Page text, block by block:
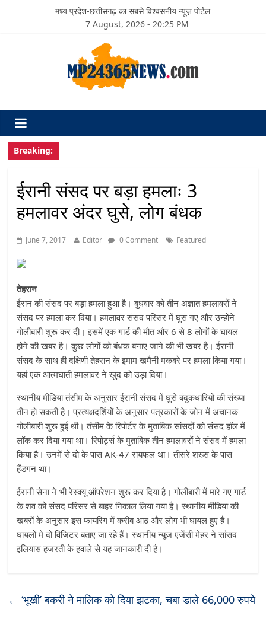
मध्य प्रदेश-छत्तीसगढ़ का सबसे विश्वसनीय न्यूज़ पोर्टल
7 August, 2026 - 20:25 PM
Breaking:
ईरानी संसद पर बड़ा हमलाः 3
हमलावर अंदर घुसे, लोग बंधक
June 7, 2017 Editor 0 Comment Featured
तेहरान
ईरान की संसद पर बड़ा हमला हुआ है। बुधवार को तीन अज्ञात हमलावरों ने
संसद पर हमला कर दिया। हमलावर संसद परिसर में घुस गए और उन्होंने
गोलीबारी शुरू कर दी। इसमें एक गार्ड की मौत और 6 से 8 लोगों के घायल
होने की खबर है। कुछ लोगों को बंधक बनाए जाने की भी खबर है। ईरानी
संसद के साथ ही दक्षिणी तेहरान के इमाम खमैनी मकबरे पर हमला किया गया।
यहां एक आत्मघाती हमलावर ने खुद को उड़ा दिया।
स्थानीय मीडिया तंसीम के अनुसार ईरानी संसद में घुसे बंदूकधारियों की संख्या
तीन हो सकती है। प्रत्यक्षदर्शियों के अनुसार पत्रकारों के जोन में अचानक
गोलीबारी शुरू हुई थी। तंसीम के रिपोर्टर के मुताबिक सांसदों को संसद हॉल में
लॉक कर दिया गया था। रिपोर्ट्स के मुताबिक तीन हमलावरों ने संसद में हमला
किया है। उनमें से दो के पास AK-47 रायफल था। तीसरे शख्स के पास
हैंडगन था।
ईरानी सेना ने भी रेस्क्यू ऑपरेशन शुरू कर दिया है। गोलीबारी में मारे गए गार्ड
के शव को संसद परिसर से बाहर निकाल लिया गया है। स्थानीय मीडिया की
खबरों के अनुसार इस फायरिंग में करीब आठ और लोग भी घायल हुए हैं।
घायलों मे दो विजिटर बताए जा रहे हैं। स्थानीय न्यूज एजेंसी मेहर ने सांसद
इलियास हजरती के हवाले से यह जानकारी दी है।
← ‘भूखी’ बकरी ने मालिक को दिया झटका, चबा डाले 66,000 रुपये